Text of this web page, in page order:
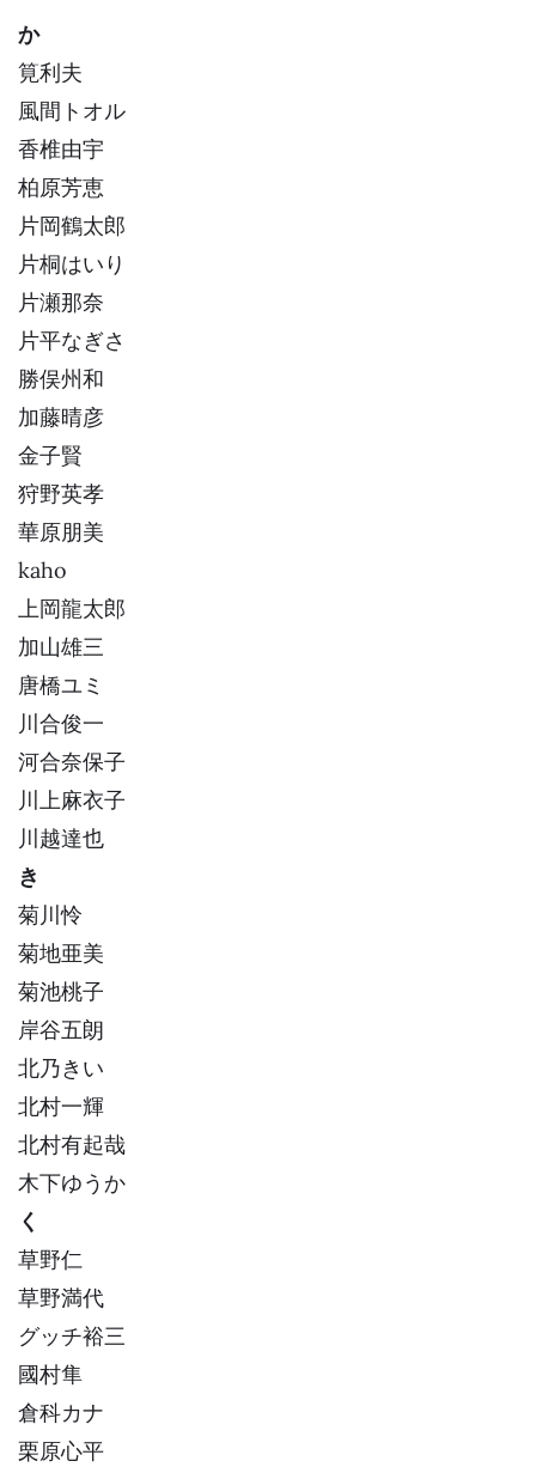
か
筧利夫
風間トオル
香椎由宇
柏原芳恵
片岡鶴太郎
片桐はいり
片瀬那奈
片平なぎさ
勝俣州和
加藤晴彦
金子賢
狩野英孝
華原朋美
kaho
上岡龍太郎
加山雄三
唐橋ユミ
川合俊一
河合奈保子
川上麻衣子
川越達也
き
菊川怜
菊地亜美
菊池桃子
岸谷五朗
北乃きい
北村一輝
北村有起哉
木下ゆうか
く
草野仁
草野満代
グッチ裕三
國村隼
倉科カナ
栗原心平